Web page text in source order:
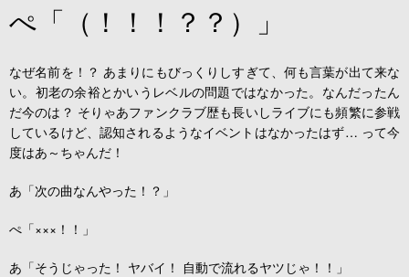
ぺ「（！！！？？）」
なぜ名前を！？ あまりにもびっくりしすぎて、何も言葉が出て来な
い。初老の余裕とかいうレベルの問題ではなかった。なんだったん
だ今のは？ そりゃあファンクラブ歴も長いしライブにも頻繁に参戦
しているけど、認知されるようなイベントはなかったはず… って今
度はあ～ちゃんだ！
あ「次の曲なんやった！？」
ぺ「×××！！」
あ「そうじゃった！ ヤバイ！ 自動で流れるヤツじゃ！！」